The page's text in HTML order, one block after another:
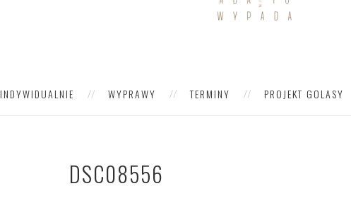
INDYWIDUALNIE WYPRAWY TERMINY PROJEKT GOLASY
DSC08556